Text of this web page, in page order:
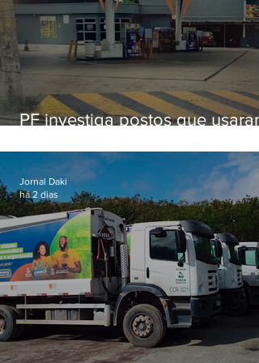
PF investiga postos que usaram
secretário morto em 2020
Jornal Daki
há 2 dias